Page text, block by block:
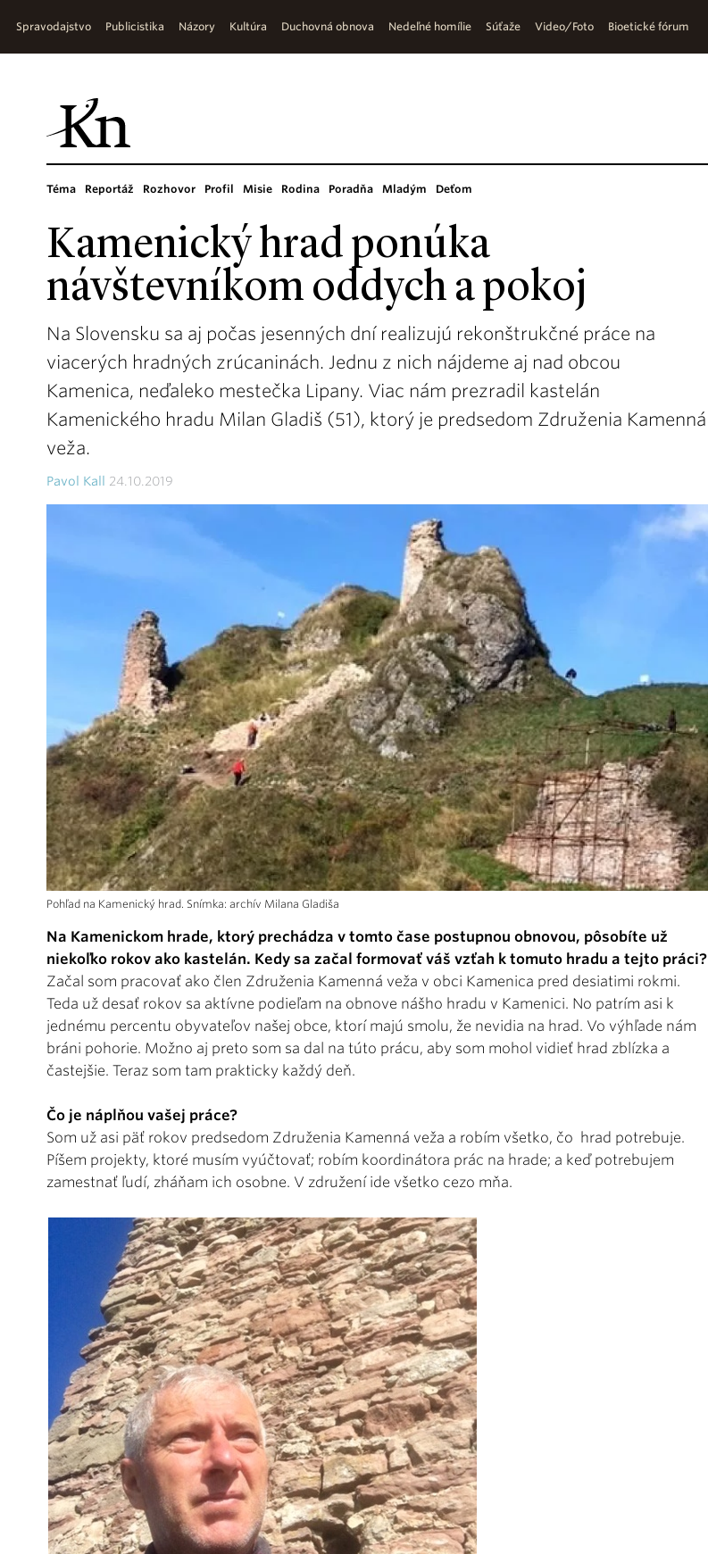
Spravodajstvo Publicistika Názory Kultúra Duchovná obnova Nedeľné homílie Súťaže Video/Foto Bioetické fórum
Téma Reportáž Rozhovor Profil Misie Rodina Poradňa Mladým Deťom
Kamenický hrad ponúka
návštevníkom oddych a pokoj
Na Slovensku sa aj počas jesenných dní realizujú rekonštrukčné práce na
viacerých hradných zrúcaninách. Jednu z nich nájdeme aj nad obcou
Kamenica, neďaleko mestečka Lipany. Viac nám prezradil kastelán
Kamenického hradu Milan Gladiš (51), ktorý je predsedom Združenia Kamenná
veža.
Pavol Kall 24.10.2019
Pohľad na Kamenický hrad. Snímka: archív Milana Gladiša
Na Kamenickom hrade, ktorý prechádza v tomto čase postupnou obnovou, pôsobíte už
niekoľko rokov ako kastelán. Kedy sa začal formovať váš vzťah k tomuto hradu a tejto práci?
Začal som pracovať ako člen Združenia Kamenná veža v obci Kamenica pred desiatimi rokmi.
Teda už desať rokov sa aktívne podieľam na obnove nášho hradu v Kamenici. No patrím asi k
jednému percentu obyvateľov našej obce, ktorí majú smolu, že nevidia na hrad. Vo výhľade nám
bráni pohorie. Možno aj preto som sa dal na túto prácu, aby som mohol vidieť hrad zblízka a
častejšie. Teraz som tam prakticky každý deň.
Čo je náplňou vašej práce?
Som už asi päť rokov predsedom Združenia Kamenná veža a robím všetko, čo hrad potrebuje.
Píšem projekty, ktoré musím vyúčtovať; robím koordinátora prác na hrade; a keď potrebujem
zamestnať ľudí, zháňam ich osobne. V združení ide všetko cezo mňa.